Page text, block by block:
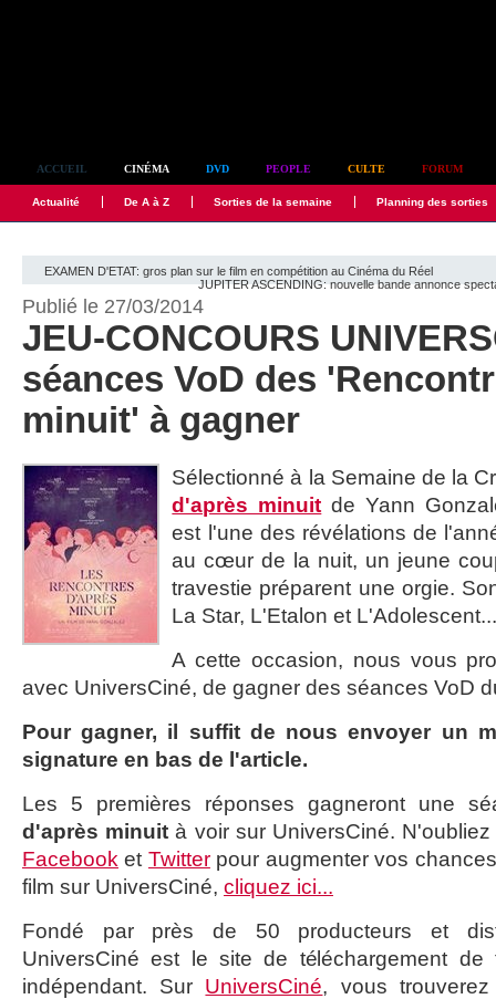
ACCUEIL CINÉMA DVD PEOPLE CULTE FORUM
Actualité De A à Z Sorties de la semaine Planning des sorties
EXAMEN D'ETAT: gros plan sur le film en compétition au Cinéma du Réel
JUPITER ASCENDING: nouvelle bande annonce
Publié le 27/03/2014
JEU-CONCOURS
séances VoD des
minuit' à gagner
Sélectionné à la Semaine de la
d'après minuit de Yann
est l'une des révélations de
au cœur de la nuit, un jeune
travestie préparent une orgie.
La Star, L'Etalon et
A cette occasion, nous vous
avec UniversCiné, de gagner des séances VoD
Pour gagner, il suffit de nous envoyer un
signature en bas de l'article.
Les 5 premières réponses gagneront une
d'après minuit à voir sur UniversCiné.
Facebook et Twitterpour augmenter vos
film sur UniversCiné, cliquez ici...
Fondé par près de 50 producteurs et
UniversCiné est le site de téléchargement
indépendant. Sur UniversCiné, vous